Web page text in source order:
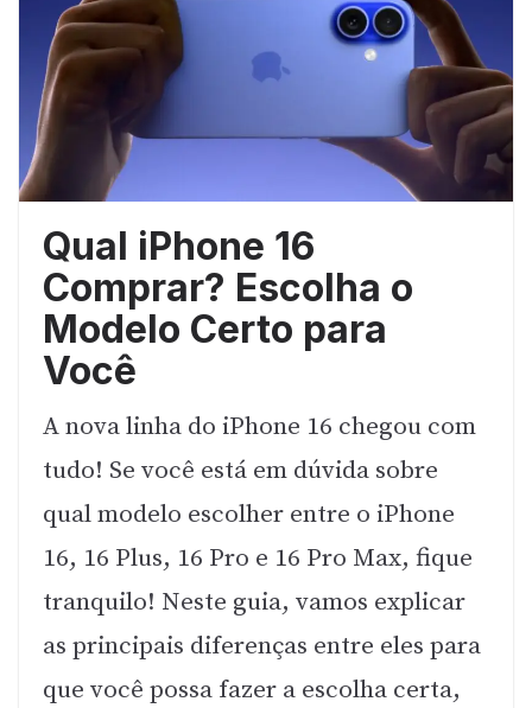
Qual iPhone 16
Comprar? Escolha o
Modelo Certo para
Você
A nova linha do iPhone 16 chegou com
tudo! Se você está em dúvida sobre
qual modelo escolher entre o iPhone
16, 16 Plus, 16 Pro e 16 Pro Max, fique
tranquilo! Neste guia, vamos explicar
as principais diferenças entre eles para
que você possa fazer a escolha certa,